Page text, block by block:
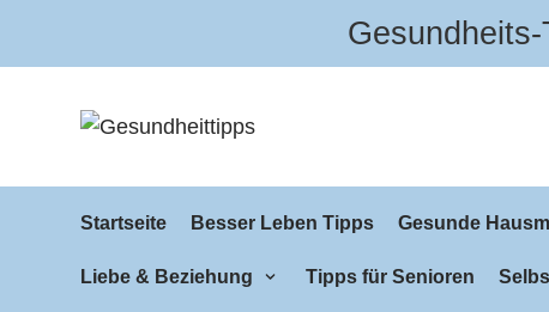
Zum
Startseite Besser Leben Tipps Gesunde
Liebe & Beziehung Tipps für Senioren